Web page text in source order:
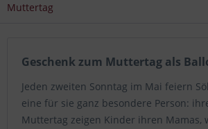
Muttertag
Geschenk zum Muttertag als
Jeden zweiten Sonntag im Mai feiern
eine für sie ganz besondere Person:
Muttertag zeigen Kinder ihren Mamas,